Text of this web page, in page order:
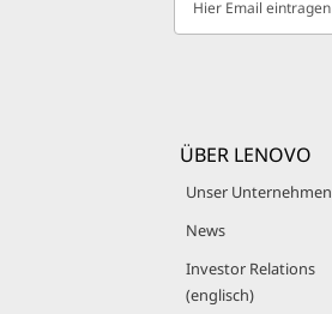
Hier Email eintragen
ÜBER LENOVO
Unser Unternehmen
News
Investor Relations
(englisch)